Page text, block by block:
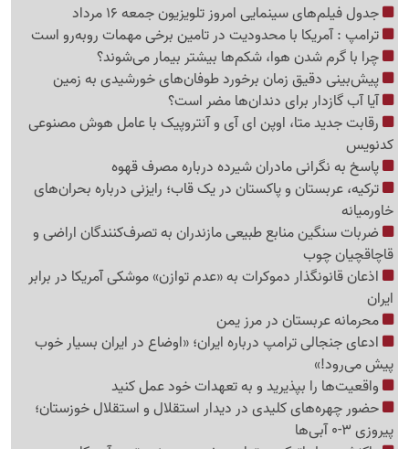
جدول فیلم‌های سینمایی امروز تلویزیون جمعه 16 مرداد
ترامپ : آمریکا با محدودیت در تامین برخی مهمات روبه‌رو است
چرا با گرم شدن هوا، شکم‌ها بیشتر بیمار می‌شوند؟
پیش‌بینی دقیق زمان برخورد طوفان‌های خورشیدی به زمین
آیا آب گازدار برای دندان‌ها مضر است؟
رقابت جدید متا، اوپن ای آی و آنتروپیک با عامل هوش مصنوعی
کدنویس
پاسخ به نگرانی مادران شیرده درباره مصرف قهوه
ترکیه، عربستان و پاکستان در یک قاب؛ رایزنی درباره بحران‌های
خاورمیانه
ضربات سنگین منابع طبیعی مازندران به تصرف‌کنندگان اراضی و
قاچاقچیان چوب
اذعان قانونگذار دموکرات به «عدم توازن» موشکی آمریکا در برابر
ایران
محرمانه عربستان در مرز یمن
ادعای جنجالی ترامپ درباره ایران؛ «اوضاع در ایران بسیار خوب
پیش می‌رود!»
واقعیت‌ها را بپذیرید و به تعهدات خود عمل کنید
حضور چهره‌های کلیدی در دیدار استقلال و استقلال خوزستان؛
پیروزی 3-0 آبی‌ها